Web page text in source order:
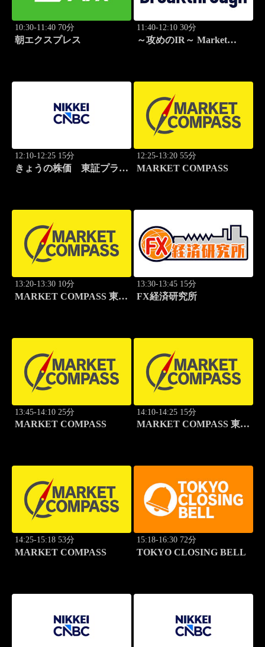
10:30-11:40 70分
朝エクスプレス
11:40-12:10 30分
～攻めのIR～ Market
12:10-12:25 15分
きょうの株価 東証プライ
12:25-13:20 55分
MARKET COMPASS
13:20-13:30 10分
MARKET COMPASS 東証
13:30-13:45 15分
FX経済研究所
13:45-14:10 25分
MARKET COMPASS
14:10-14:25 15分
MARKET COMPASS 東証
14:25-15:18 53分
MARKET COMPASS
15:18-16:30 72分
TOKYO CLOSING BELL